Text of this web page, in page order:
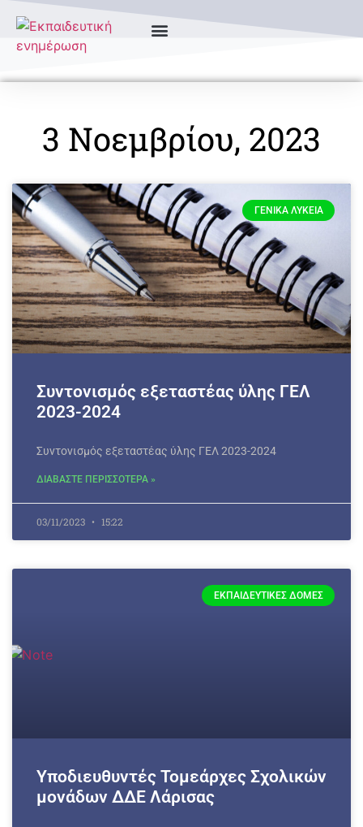
3 Νοεμβρίου, 2023
ΓΕΝΙΚΆ ΛΎΚΕΙΑ
Συντονισμός εξεταστέας ύλης ΓΕΛ
2023-2024
Συντονισμός εξεταστέας ύλης ΓΕΛ 2023-2024
ΔΙΑΒΑΣΤΕ ΠΕΡΙΣΣΟΤΕΡΑ »
03/11/2023 15:22
ΕΚΠΑΙΔΕΥΤΙΚΈΣ ΔΟΜΈΣ
Υποδιευθυντές Τομεάρχες Σχολικών
μονάδων ΔΔΕ Λάρισας